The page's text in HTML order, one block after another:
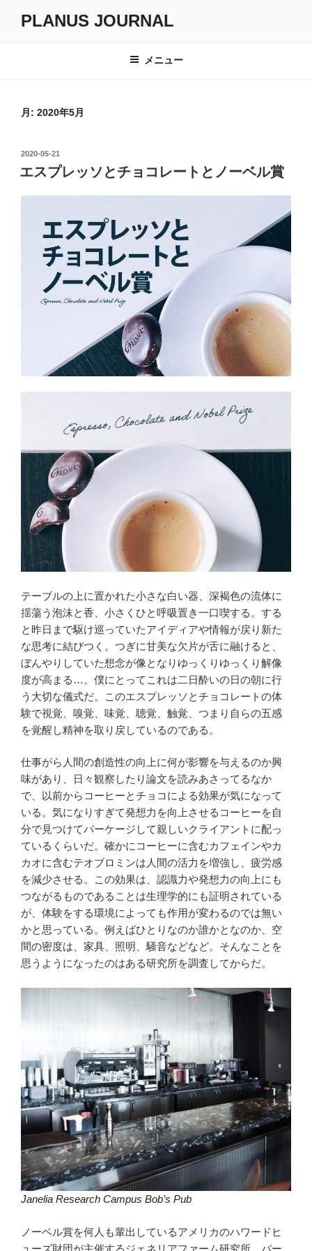
PLANUS JOURNAL
メニュー
月: 2020年5月
投
日:
2020-05-21
エスプレッソとチョコレートとノーベル賞
テーブルの上に置かれた小さな白い器、深褐色の流体に
揺蕩う泡沫と香、小さくひと呼吸置き一口喫する。する
と昨日まで駆け巡っていたアイディアや情報が戻り新た
な思考に結びつく。つぎに甘美な欠片が舌に融けると、
ぼんやりしていた想念が像となりゆっくりゆっくり解像
度が高まる…。僕にとってこれは二日酔いの日の朝に行
う大切な儀式だ。このエスプレッソとチョコレートの体
験で視覚、嗅覚、味覚、聴覚、触覚、つまり自らの五感
を覚醒し精神を取り戻しているのである。
仕事がら人間の創造性の向上に何が影響を与えるのか興
味があり、日々観察したり論文を読みあさってるなか
で、以前からコーヒーとチョコによる効果が気になって
いる。気になりすぎて発想力を向上させるコーヒーを自
分で見つけてパーケージして親しいクライアントに配っ
ているくらいだ。確かにコーヒーに含むカフェインやカ
カオに含むテオブロミンは人間の活力を増強し、疲労感
を減少させる。この効果は、認識力や発想力の向上にも
つながるものであることは生理学的にも証明されている
が、体験をする環境によっても作用が変わるのでは無い
かと思っている。例えばひとりなのか誰かとなのか、空
間の密度は、家具、照明、騒音などなど。そんなことを
思うようになったのはある研究所を調査してからだ。
Janelia Research Campus Bob’s Pub
ノーベル賞を何人も輩出しているアメリカのハワードヒ
ューズ財団が主催するジェネリアファーム研究所。バー